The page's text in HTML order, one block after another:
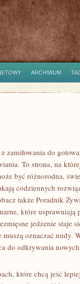
ARCHIWUM
zamiłowania do
To strona, na
być różnorodna,
codziennych
także Poradnik
które
jedzenie staje
oznaczać nudy.
do odkrywania
które chcą jeść